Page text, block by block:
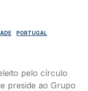
PORTUGAL
pelo círculo
preside ao Grupo